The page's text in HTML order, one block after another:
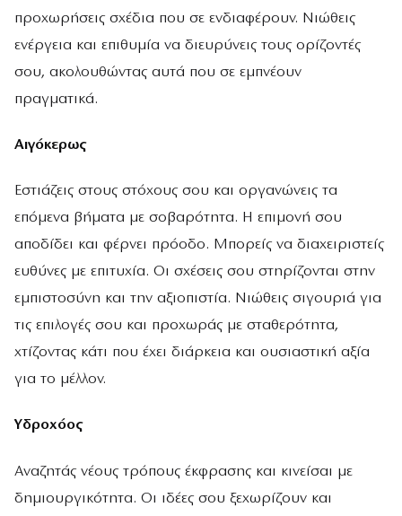
προχωρήσεις σχέδια που σε ενδιαφέρουν. Νιώθεις
ενέργεια και επιθυμία να διευρύνεις τους ορίζοντές
σου, ακολουθώντας αυτά που σε εμπνέουν
πραγματικά.
Αιγόκερως
Εστιάζεις στους στόχους σου και οργανώνεις τα
επόμενα βήματα με σοβαρότητα. Η επιμονή σου
αποδίδει και φέρνει πρόοδο. Μπορείς να διαχειριστείς
ευθύνες με επιτυχία. Οι σχέσεις σου στηρίζονται στην
εμπιστοσύνη και την αξιοπιστία. Νιώθεις σιγουριά για
τις επιλογές σου και προχωράς με σταθερότητα,
χτίζοντας κάτι που έχει διάρκεια και ουσιαστική αξία
για το μέλλον.
Υδροχόος
Αναζητάς νέους τρόπους έκφρασης και κινείσαι με
δημιουργικότητα. Οι ιδέες σου ξεχωρίζουν και